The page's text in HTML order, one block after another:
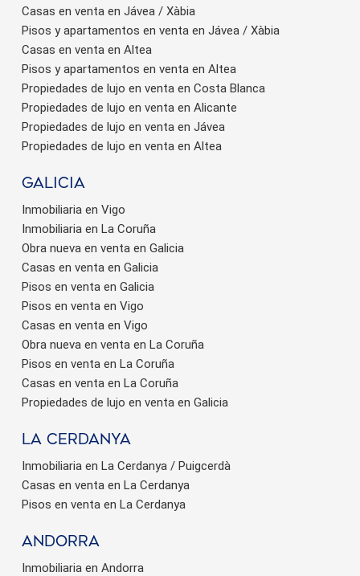
Casas en venta en Jávea / Xàbia
Pisos y apartamentos en venta en Jávea / Xàbia
Casas en venta en Altea
Pisos y apartamentos en venta en Altea
Propiedades de lujo en venta en Costa Blanca
Propiedades de lujo en venta en Alicante
Propiedades de lujo en venta en Jávea
Propiedades de lujo en venta en Altea
Galicia
Inmobiliaria en Vigo
Inmobiliaria en La Coruña
Obra nueva en venta en Galicia
Casas en venta en Galicia
Pisos en venta en Galicia
Pisos en venta en Vigo
Casas en venta en Vigo
Obra nueva en venta en La Coruña
Pisos en venta en La Coruña
Casas en venta en La Coruña
Propiedades de lujo en venta en Galicia
La Cerdanya
Inmobiliaria en La Cerdanya / Puigcerdà
Casas en venta en La Cerdanya
Pisos en venta en La Cerdanya
Andorra
Inmobiliaria en Andorra